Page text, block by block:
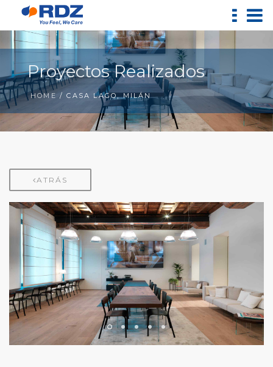
Proyectos Realizados
HOME / CASA LAGO, MILÁN
ATRÁS